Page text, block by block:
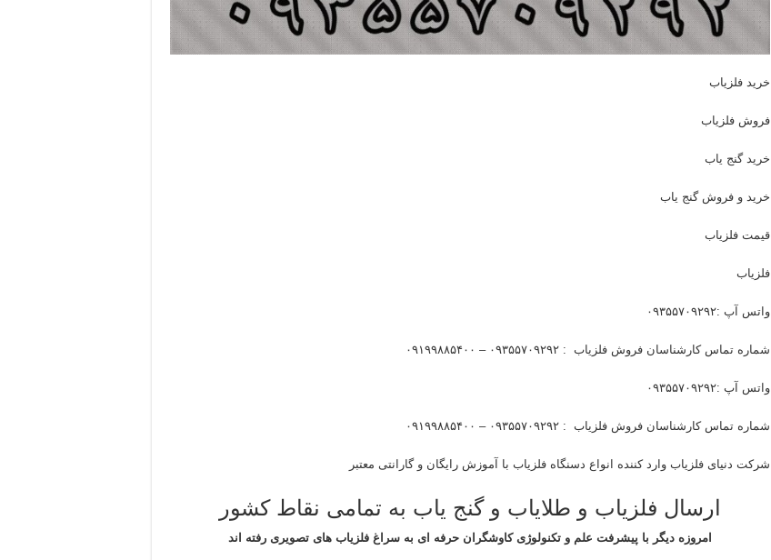
خرید فلزیاب
فروش فلزیاب
خرید گنج یاب
خرید و فروش گنج یاب
قیمت فلزیاب
فلزیاب
واتس آپ :۰۹۳۵۵۷۰۹۲۹۲
شماره تماس کارشناسان فروش فلزیاب : ۰۹۳۵۵۷۰۹۲۹۲ – ۰۹۱۹۹۸۸۵۴۰۰
واتس آپ :۰۹۳۵۵۷۰۹۲۹۲
شماره تماس کارشناسان فروش فلزیاب : ۰۹۳۵۵۷۰۹۲۹۲ – ۰۹۱۹۹۸۸۵۴۰۰
شرکت دنیای فلزیاب وارد کننده انواع دسنگاه فلزیاب با آموزش رایگان و گارانتی معتبر
ارسال فلزیاب و طلایاب و گنج یاب به تمامی نقاط کشور
امروزه دیگر با پیشرفت علم و تکنولوژی کاوشگران حرفه ای به سراغ فلزیاب های تصویری رفته اند